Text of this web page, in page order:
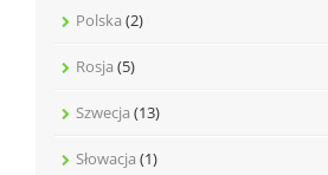
Polska (2)
Rosja (5)
Szwecja (13)
Słowacja (1)